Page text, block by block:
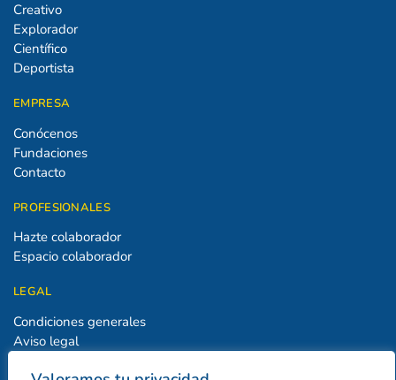
Creativo
Explorador
Científico
Deportista
EMPRESA
Conócenos
Fundaciones
Contacto
PROFESIONALES
Hazte colaborador
Espacio colaborador
LEGAL
Condiciones generales
Aviso legal